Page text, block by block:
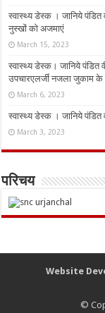
स्वास्थ्य डेस्क । जानिये पंडित
नुस्‍खों को अजमाएं
March 15, 2023
स्वास्थ्य डेस्क। जानिये पंडित
उपचारएलर्जी नजला जुकाम
March 6, 2023
स्वास्थ्य डेस्क । जानिये पंडित
March 3, 2023
परिचय
Website
©